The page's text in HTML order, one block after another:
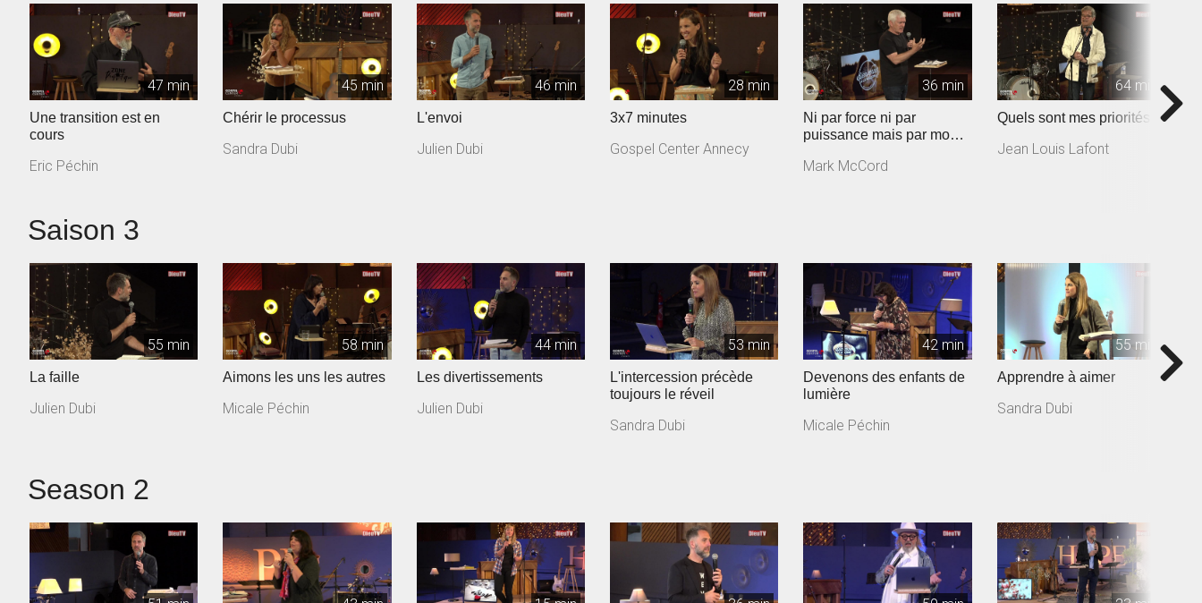
47 min
Une transition est en
cours
Eric Péchin
45 min
Chérir le processus
Sandra Dubi
46 min
L'envoi
Julien Dubi
28 min
3x7 minutes
Gospel Center Annecy
36 min
Ni par force ni par
puissance mais par mon
Mark McCord
64 min
Quels sont mes priorités ?
Jean Louis Lafont
Saison 3
55 min
La faille
Julien Dubi
58 min
Aimons les uns les autres
Micale Péchin
44 min
Les divertissements
Julien Dubi
53 min
L'intercession précède
toujours le réveil
Sandra Dubi
42 min
Devenons des enfants de
lumière
Micale Péchin
55 min
Apprendre à aimer
Sandra Dubi
Season 2